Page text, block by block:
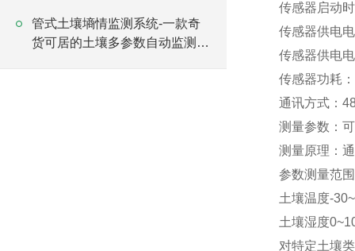
管式土壤墒情监测系统-一款奇
货可居的土壤多参数自动监测站
传感器启动
传感器供电
传感器供电
传感器功耗
通讯方式：
测量参数：
测量原理：
参数测量范
土壤温度-
土壤湿度
对特定土壤